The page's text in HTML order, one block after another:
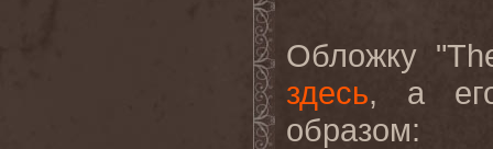
Обложку "
здесь, а
образом: